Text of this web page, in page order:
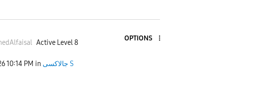
l Active Level 8
OPTIONS
10:14 PM in جالاكسى S